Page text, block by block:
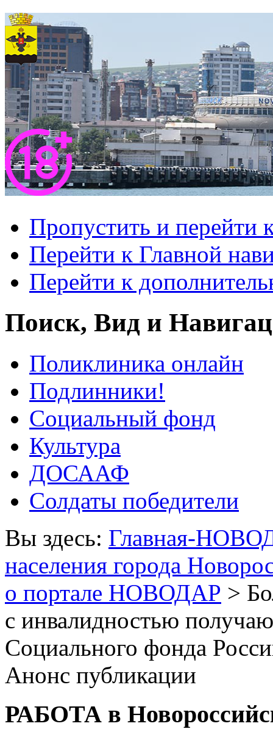
Пропустить и перейти
Перейти к Главной
Перейти к
Поиск, Вид и
Поликлиника онлайн
Подлинники!
Социальный фонд
Культура
ДОСААФ
Солдаты победители
Вы здесь: Главная-
населения города
о портале НОВОДАР >
с инвалидностью
Социального фонда
Анонс публикации
РАБОТА в